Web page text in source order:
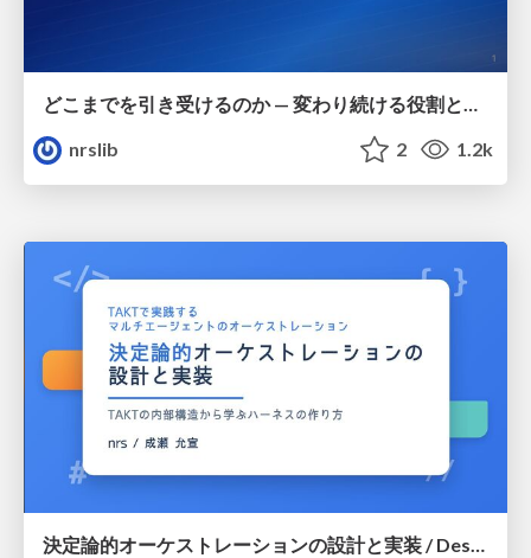
nrslib
2 1.2k
決定論的オーケストレーションの設計と実装 / Design and Implementation of Deterministic Orchestration